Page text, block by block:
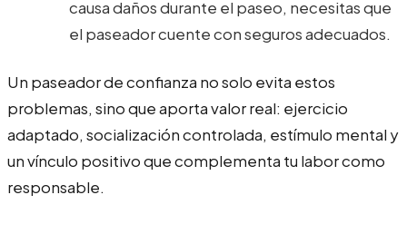
causa daños durante el paseo, necesitas que
el paseador cuente con seguros adecuados.
Un paseador de confianza no solo evita estos
problemas, sino que aporta valor real: ejercicio
adaptado, socialización controlada, estímulo mental y
un vínculo positivo que complementa tu labor como
responsable.